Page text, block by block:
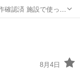
確認済 施設で使って
8月4日